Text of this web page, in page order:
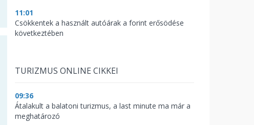
11:01
Csökkentek a használt autóárak a forint erősödése
következtében
TURIZMUS ONLINE CIKKEI
09:36
Átalakult a balatoni turizmus, a last minute ma már a
meghatározó